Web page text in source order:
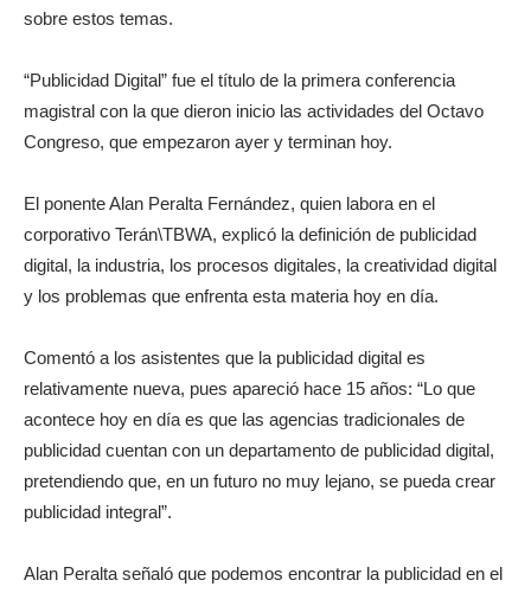
sobre estos temas.
“Publicidad Digital” fue el título de la primera conferencia
magistral con la que dieron inicio las actividades del Octavo
Congreso, que empezaron ayer y terminan hoy.
El ponente Alan Peralta Fernández, quien labora en el
corporativo Terán\TBWA, explicó la definición de publicidad
digital, la industria, los procesos digitales, la creatividad digital
y los problemas que enfrenta esta materia hoy en día.
Comentó a los asistentes que la publicidad digital es
relativamente nueva, pues apareció hace 15 años: “Lo que
acontece hoy en día es que las agencias tradicionales de
publicidad cuentan con un departamento de publicidad digital,
pretendiendo que, en un futuro no muy lejano, se pueda crear
publicidad integral”.
Alan Peralta señaló que podemos encontrar la publicidad en el